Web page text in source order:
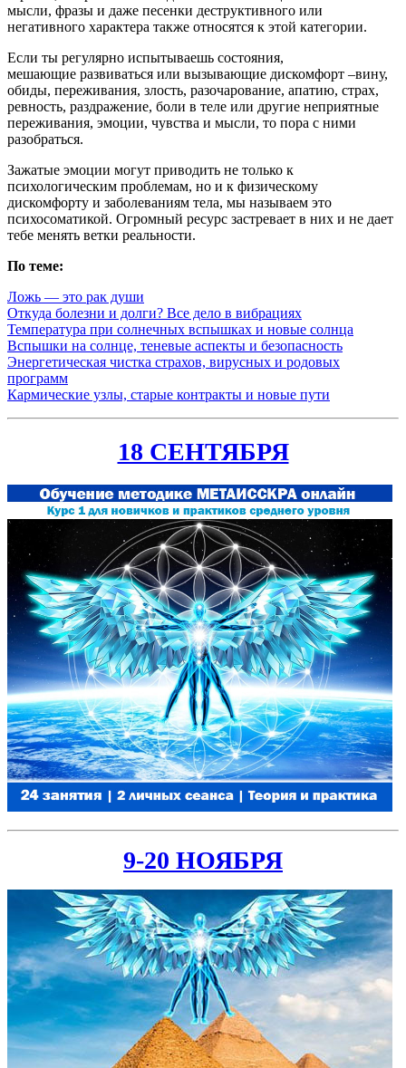
мысли, фразы и даже песенки деструктивного или
негативного характера также относятся к этой категории.
Если ты регулярно испытываешь состояния,
мешающие развиваться или вызывающие дискомфорт –вину,
обиды, переживания, злость, разочарование, апатию, страх,
ревность, раздражение, боли в теле или другие неприятные
переживания, эмоции, чувства и мысли, то пора с ними
разобраться.
Зажатые эмоции могут приводить не только к
психологическим проблемам, но и к физическому
дискомфорту и заболеваниям тела, мы называем это
психосоматикой. Огромный ресурс застревает в них и не дает
тебе менять ветки реальности.
По теме:
Ложь — это рак души
Откуда болезни и долги? Все дело в вибрациях
Температура при солнечных вспышках и новые солнца
Вспышки на солнце, теневые аспекты и безопасность
Энергетическая чистка страхов, вирусных и родовых
программ
Кармические узлы, старые контракты и новые пути
18 СЕНТЯБРЯ
9-20 НОЯБРЯ